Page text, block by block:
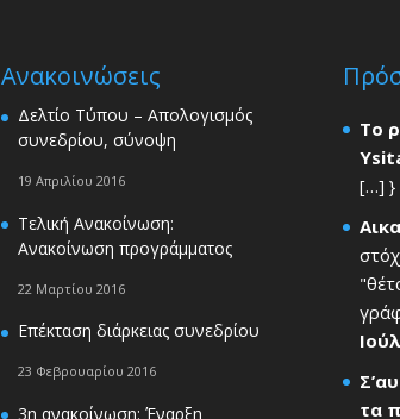
Ανακοινώσεις
Δελτίο Τύπου – Απολογισμός
συνεδρίου, σύνοψη
19 Απριλίου 2016
Τελική Ανακοίνωση:
Ανακοίνωση προγράμματος
22 Μαρτίου 2016
Επέκταση διάρκειας συνεδρίου
23 Φεβρουαρίου 2016
3η ανακοίνωση: Έναρξη
Το
[…] }
τα